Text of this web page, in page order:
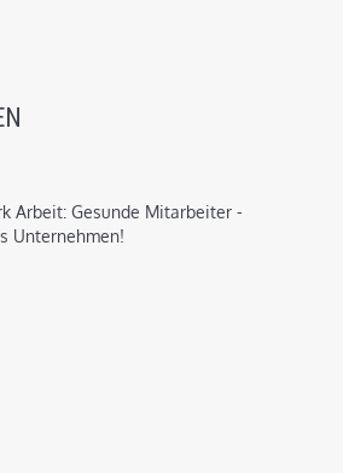
Arbeit: Gesunde Mitarbeiter -
Unternehmen!